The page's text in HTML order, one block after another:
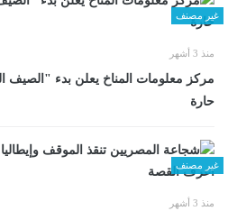
غير مصنف
منذ 3 أشهر
مركز معلومات المناخ يعلن بدء
حارة
غير مصنف
منذ 3 أشهر